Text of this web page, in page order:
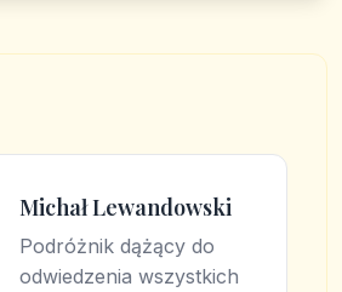
Michał Lewandowski
Podróżnik dążący do
odwiedzenia wszystkich